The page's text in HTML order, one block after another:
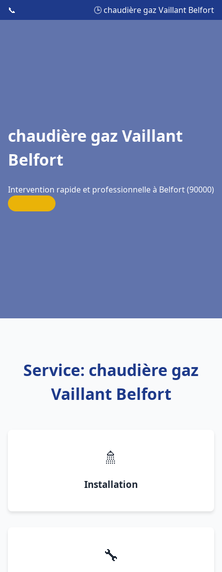
📞 🕒 chaudière gaz Vaillant Belfort
chaudière gaz Vaillant
Belfort
Intervention rapide et professionnelle à Belfort (90000)
Service: chaudière gaz
Vaillant Belfort
🚿
Installation
🔧